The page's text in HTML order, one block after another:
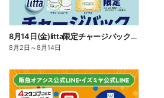
8月14日(金)litta限定チャージバックキャンペーン!
8月2日 ～8月14日